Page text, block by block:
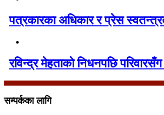
पत्रकारका अधिकार र प्रेस
रविन्द्र मेहताको निधनपछि
सम्पर्कका लागि